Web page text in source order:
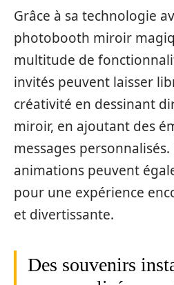
Grâce à sa technologie
photobooth miroir
multitude de
invités peuvent laisser
créativité en dessinant
miroir, en ajoutant des
messages
animations peuvent
pour une expérience
et divertissante.
Des souvenirs